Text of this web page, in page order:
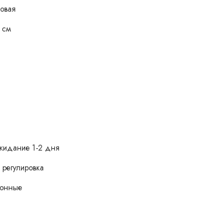
см
1-2 дня